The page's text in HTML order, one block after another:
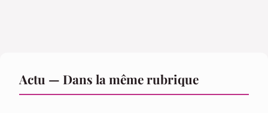
Actu — Dans la même rubrique